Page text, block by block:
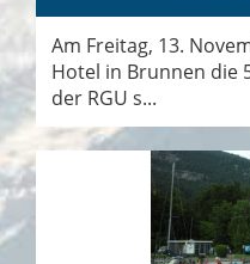
Am Freitag, 13.
Hotel in Brunnen die
der RGU s...